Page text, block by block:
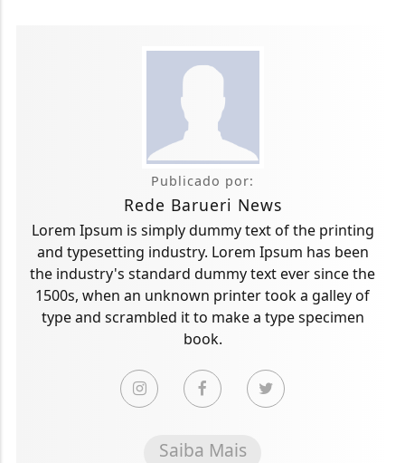
Publicado por:
Rede Barueri News
Lorem Ipsum is simply dummy text of the printing
and typesetting industry. Lorem Ipsum has been
the industry's standard dummy text ever since the
1500s, when an unknown printer took a galley of
type and scrambled it to make a type specimen
book.
Saiba Mais